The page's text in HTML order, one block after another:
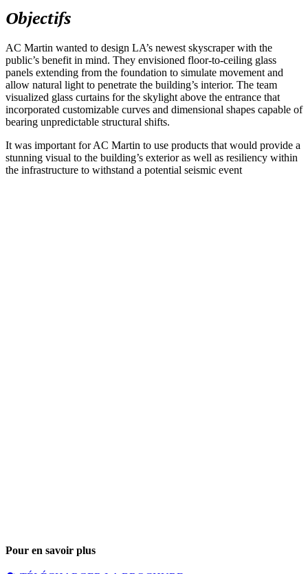
Objectifs
AC Martin wanted to design LA’s newest skyscraper with the
public’s benefit in mind. They envisioned floor-to-ceiling glass
panels extending from the foundation to simulate movement and
allow natural light to penetrate the building’s interior. The team
visualized glass curtains for the skylight above the entrance that
incorporated customizable curves and dimensional shapes capable of
bearing unpredictable structural shifts.
It was important for AC Martin to use products that would provide a
stunning visual to the building’s exterior as well as resiliency within
the infrastructure to withstand a potential seismic event
Pour en savoir plus